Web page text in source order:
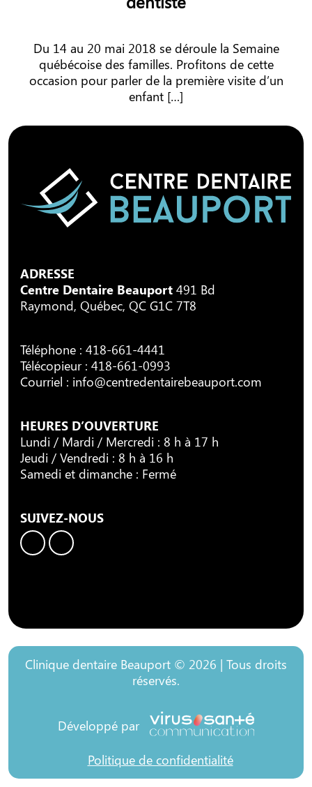
Du 14 au 20 mai 2018 se déroule la Semaine
québécoise des familles. Profitons de cette
occasion pour parler de la première visite d’un
enfant […]
ADRESSE
Centre Dentaire Beauport 491 Bd
Raymond, Québec, QC G1C 7T8
Téléphone : 418-661-4441
Télécopieur : 418-661-0993
Courriel : info@centredentairebeauport.com
HEURES D’OUVERTURE
Lundi / Mardi / Mercredi : 8 h à 17 h
Jeudi / Vendredi : 8 h à 16 h
Samedi et dimanche : Fermé
SUIVEZ-NOUS
Clinique dentaire Beauport © 2026 | Tous droits
réservés.
Développé par
Politique de confidentialité